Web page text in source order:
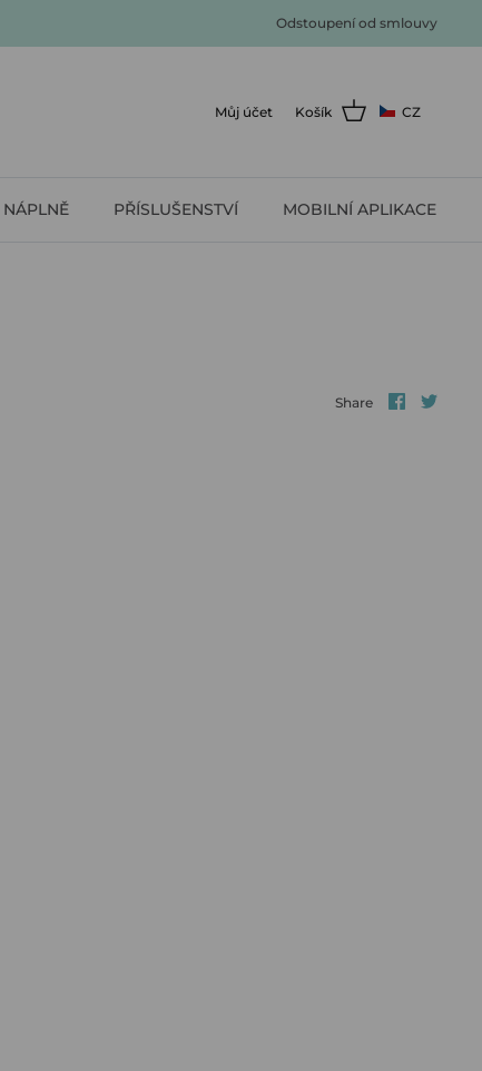
Odstoupení od smlouvy
Můj účet Košík CZ
NÁPLNĚ PŘÍSLUŠENSTVÍ MOBILNÍ APLIKACE
Share Share
on